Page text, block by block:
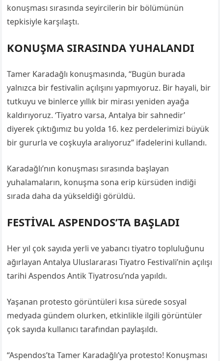
konuşması sırasında seyircilerin bir bölümünün
tepkisiyle karşılaştı.
KONUŞMA SIRASINDA YUHALANDI
Tamer Karadağlı konuşmasında, “Bugün burada
yalnızca bir festivalin açılışını yapmıyoruz. Bir hayali, bir
tutkuyu ve binlerce yıllık bir mirası yeniden ayağa
kaldırıyoruz. ‘Tiyatro varsa, Antalya bir sahnedir’
diyerek çıktığımız bu yolda 16. kez perdelerimizi büyük
bir gururla ve coşkuyla aralıyoruz” ifadelerini kullandı.
Karadağlı’nın konuşması sırasında başlayan
yuhalamaların, konuşma sona erip kürsüden indiği
sırada daha da yükseldiği görüldü.
FESTİVAL ASPENDOS’TA BAŞLADI
Her yıl çok sayıda yerli ve yabancı tiyatro topluluğunu
ağırlayan Antalya Uluslararası Tiyatro Festivali’nin açılışı
tarihi Aspendos Antik Tiyatrosu’nda yapıldı.
Yaşanan protesto görüntüleri kısa sürede sosyal
medyada gündem olurken, etkinlikle ilgili görüntüler
çok sayıda kullanıcı tarafından paylaşıldı.
“Aspendos’ta Tamer Karadağlı’ya protesto! Konuşması